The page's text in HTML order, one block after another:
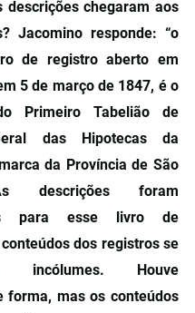
descrições chegaram aos
Jacomino responde: “o
de registro aberto em
5 de março de 1847, é o
Primeiro Tabelião de
das Hipotecas da
da Província de São
descrições foram
para esse livro de
dos registros se
incólumes. Houve
forma, mas os conteúdos